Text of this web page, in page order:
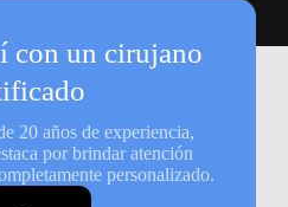
con un cirujano
20 años de experiencia,
por brindar atención
personalizado.